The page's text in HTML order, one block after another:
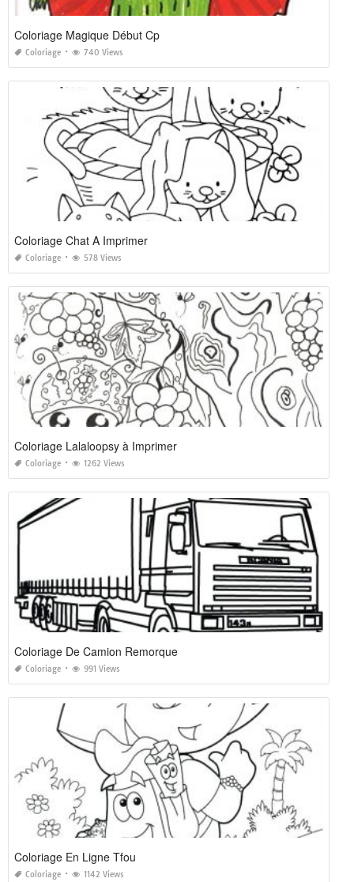
Coloriage Magique Début Cp
Coloriage 740 Views
Coloriage Chat A Imprimer
Coloriage 578 Views
Coloriage Lalaloopsy à Imprimer
Coloriage 1262 Views
Coloriage De Camion Remorque
Coloriage 991 Views
Coloriage En Ligne Tfou
Coloriage 1142 Views